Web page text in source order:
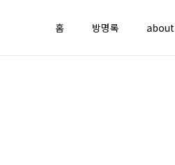
홈
방명록 about